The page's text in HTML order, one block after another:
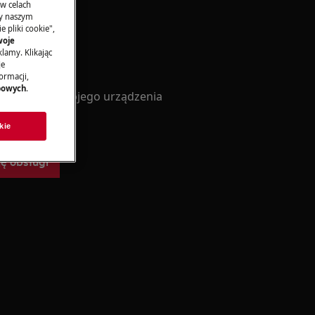
do swojego urządzenia
obsługi
celach
naszym
pliki cookie",
Klikając
.